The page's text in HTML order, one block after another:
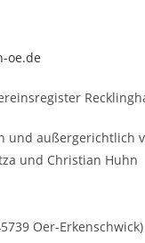
oe.de
und außergerichtlich
und Christian Huhn
Oer-Erkenschwick)